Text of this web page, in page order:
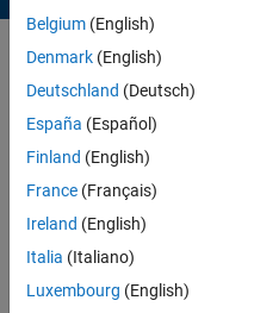
Sort by
2 Results found in Entries
Belgium (English)
Denmark (English)
Deutschland (Deutsch)
España (Español)
Finland (English)
France (Français)
Ireland (English)
Italia (Italiano)
Luxembourg (English)